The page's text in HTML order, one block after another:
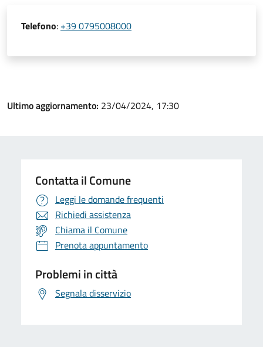
Telefono: +39 0795008000
Ultimo aggiornamento: 23/04/2024, 17:30
Contatta il Comune
Leggi le domande frequenti
Richiedi assistenza
Chiama il Comune
Prenota appuntamento
Problemi in città
Segnala disservizio